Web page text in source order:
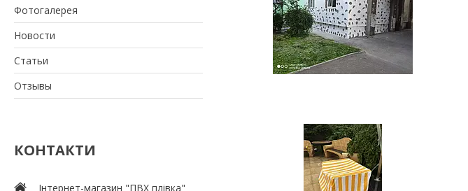
Фотогалерея
Новости
Статьи
Отзывы
КОНТАКТИ
Інтернет-магазин "ПВХ плівка"